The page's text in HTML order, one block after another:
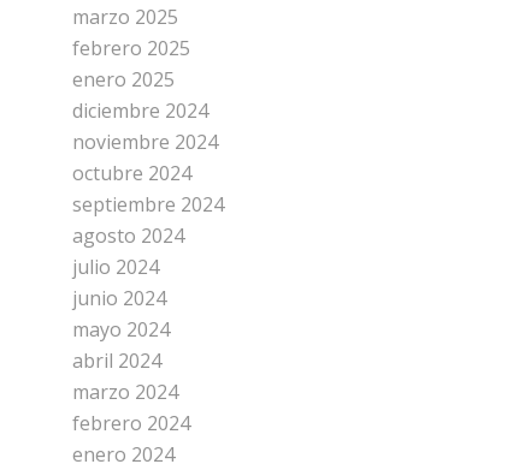
marzo 2025
febrero 2025
enero 2025
diciembre 2024
noviembre 2024
octubre 2024
septiembre 2024
agosto 2024
julio 2024
junio 2024
mayo 2024
abril 2024
marzo 2024
febrero 2024
enero 2024